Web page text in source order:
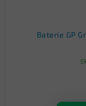
Baterie GP